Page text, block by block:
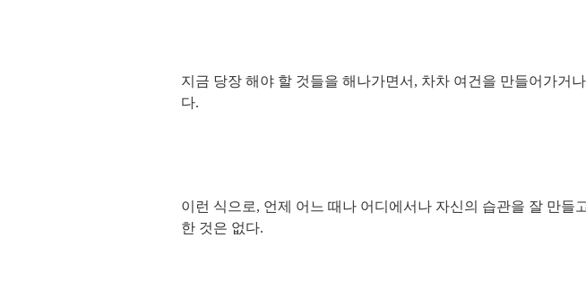
지금 당장 해야 할 것들을 해나가면서, 차차 여건을 만들어가거
다.
이런 식으로, 언제 어느 때나 어디에서나 자신의 습관을 잘 만들
한 것은 없다.